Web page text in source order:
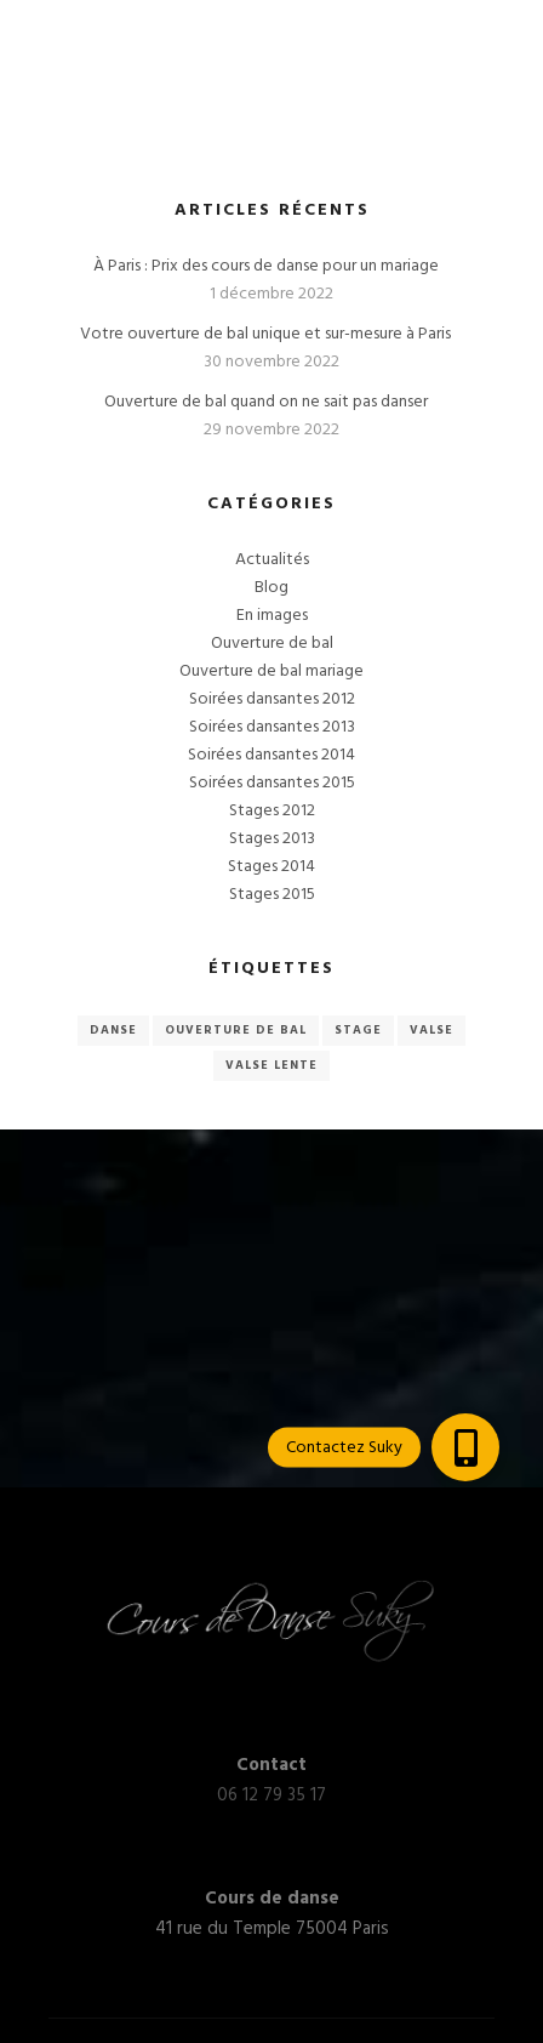
ARTICLES RÉCENTS
À Paris : Prix des cours de danse pour un mariage
1 décembre 2022
Votre ouverture de bal unique et sur-mesure à Paris
30 novembre 2022
Ouverture de bal quand on ne sait pas danser
29 novembre 2022
CATÉGORIES
Actualités
Blog
En images
Ouverture de bal
Ouverture de bal mariage
Soirées dansantes 2012
Soirées dansantes 2013
Soirées dansantes 2014
Soirées dansantes 2015
Stages 2012
Stages 2013
Stages 2014
Stages 2015
ÉTIQUETTES
DANSE OUVERTURE DE BAL STAGE
VALSE
VALSE LENTE
Contact
06 12 79 35 17
Cours de danse
41 rue du Temple 75004 Paris